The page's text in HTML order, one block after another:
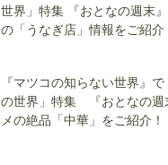
世界」特集 『おとなの週末
の「うなぎ店」情報をご紹介
『マツコの知らない世界』
の世界」特集 『おとなの週
メの絶品「中華」をご紹介！